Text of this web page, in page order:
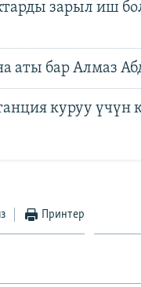
зарыл иш
аты бар Алмаз
куруу
Принтер